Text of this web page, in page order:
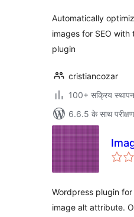
Automatically
images for SEO with
plugin
cristiancozar
100+ सक्रिय स्थापन
6.6.5 के साथ
Wordpress plugin
image alt attribute.